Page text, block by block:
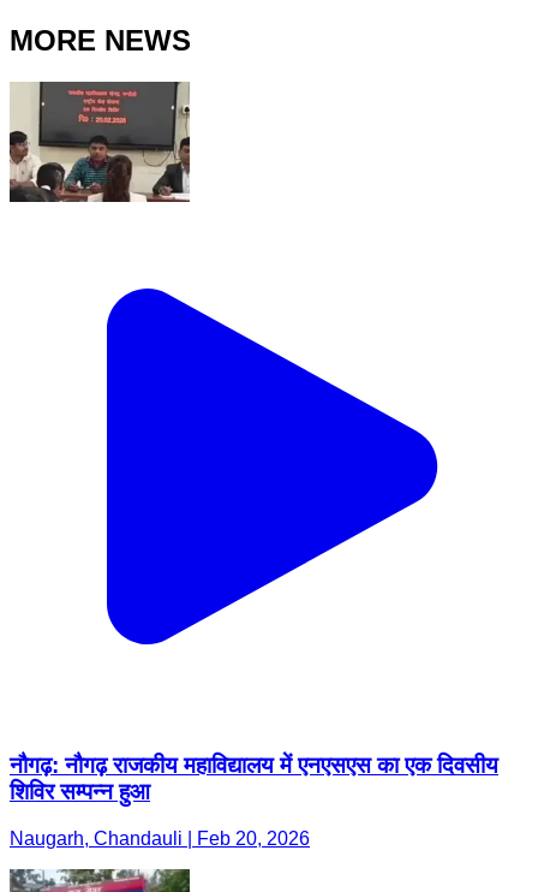
MORE NEWS
नौगढ़: नौगढ़ राजकीय महाविद्यालय में एनएसएस का एक दिवसीय
शिविर सम्पन्न हुआ
Naugarh, Chandauli | Feb 20, 2026